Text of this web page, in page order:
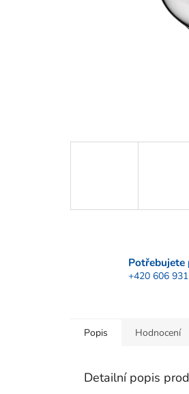
Potřebujete
+420 606
Popis Hodnocení
Detailní popis